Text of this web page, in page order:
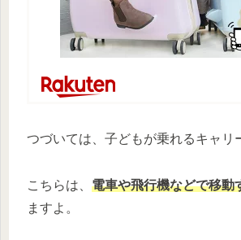
つづいては、子どもが乗れるキャリ
こちらは、 電車や飛行機などで移動
ますよ。